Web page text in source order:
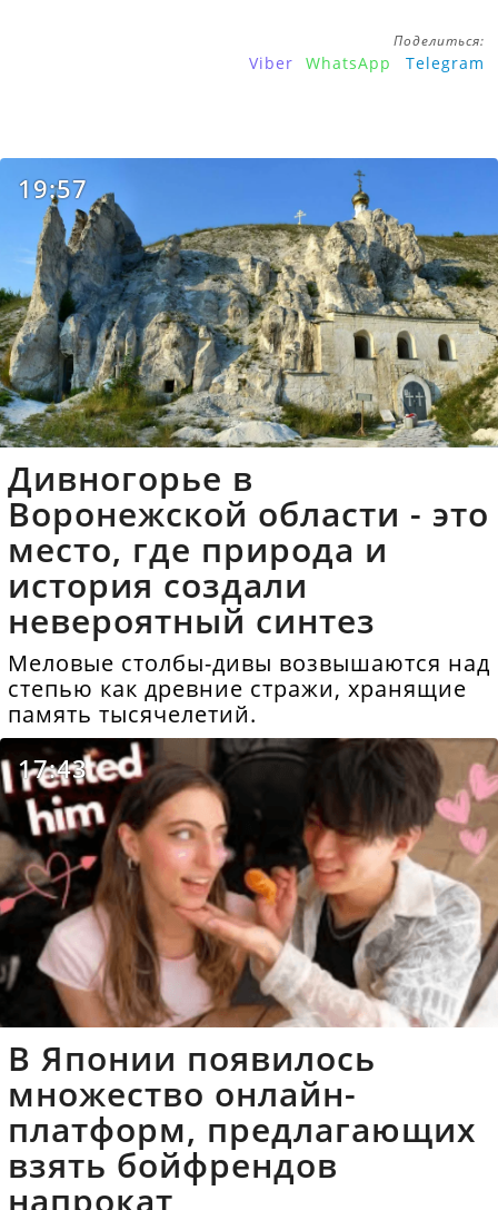
Поделиться:
Viber WhatsApp Telegram
19:57
Дивногорье в
Воронежской области - это
место, где природа и
история создали
невероятный синтез
Меловые столбы-дивы возвышаются над
степью как древние стражи, хранящие
память тысячелетий.
17:43
В Японии появилось
множество онлайн-
платформ, предлагающих
взять бойфрендов
напрокат